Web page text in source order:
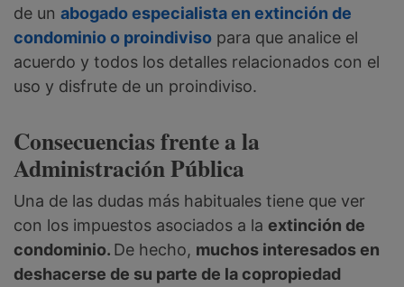
de un abogado especialista en extinción de
condominio o proindiviso para que analice el
acuerdo y todos los detalles relacionados con el
uso y disfrute de un proindiviso.
Consecuencias frente a la
Administración Pública
Una de las dudas más habituales tiene que ver
con los impuestos asociados a la extinción de
condominio. De hecho, muchos interesados en
deshacerse de su parte de la copropiedad